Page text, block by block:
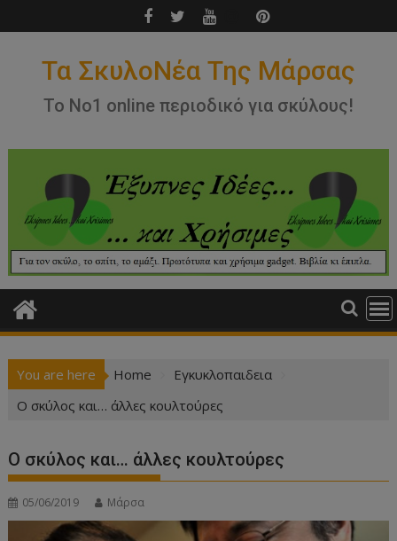
to
Τα ΣκυλοΝέα Της Μάρσας
Το Νο1 online περιοδικό για σκύλους!
You are here Home
Εγκυκλοπαιδεια
Ο σκύλος και… άλλες κουλτούρες
Ο σκύλος και… άλλες κουλτούρες
05/06/2019 Μάρσα